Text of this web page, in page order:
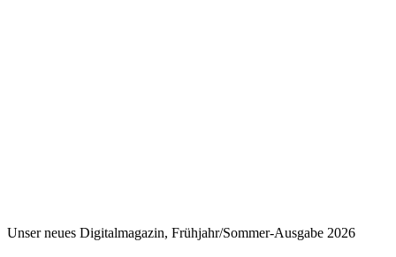
Unser neues Digitalmagazin, Frühjahr/Sommer-Ausgabe 2026